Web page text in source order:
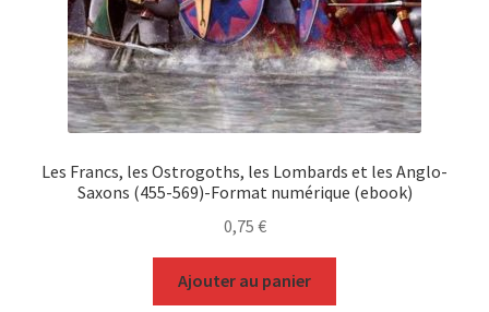
Les Francs, les Ostrogoths, les Lombards et les Anglo-
Saxons (455-569)-Format numérique (ebook)
0,75 €
Ajouter au panier